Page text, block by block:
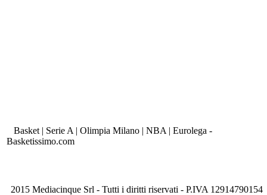
Basket | Serie A | Olimpia Milano | NBA | Eurolega -
Basketissimo.com
2015 Mediacinque Srl - Tutti i diritti riservati - P.IVA 12914790154